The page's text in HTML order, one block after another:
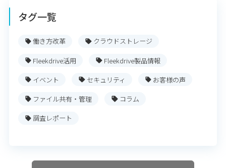
タグ一覧
働き方改革 クラウドストレージ
Fleekdrive活用 Fleekdrive製品情報
イベント セキュリティ お客様の声
ファイル共有・管理 コラム
調査レポート